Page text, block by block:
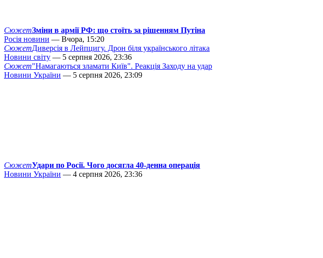
СюжетЗміни в армії РФ: що стоїть за рішенням Путіна
Росія новини — Вчора, 15:20
СюжетДиверсія в Лейпцигу. Дрон біля українського літака
Новини світу — 5 серпня 2026, 23:36
Сюжет"Намагаються зламати Київ". Реакція Заходу на удар
Новини України — 5 серпня 2026, 23:09
СюжетУдари по Росії. Чого досягла 40-денна операція
Новини України — 4 серпня 2026, 23:36